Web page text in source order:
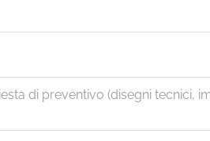
di preventivo (disegni tecnici,